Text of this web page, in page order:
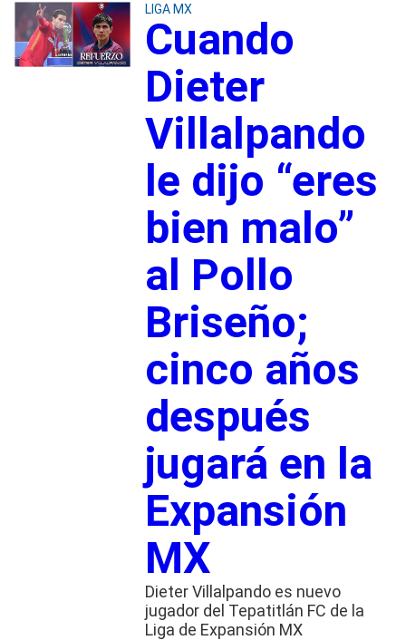
LIGA MX
Cuando
Dieter
Villalpando
le dijo “eres
bien malo”
al Pollo
Briseño;
cinco años
después
jugará en la
Expansión
MX
Dieter Villalpando es nuevo
jugador del Tepatitlán FC de la
Liga de Expansión MX